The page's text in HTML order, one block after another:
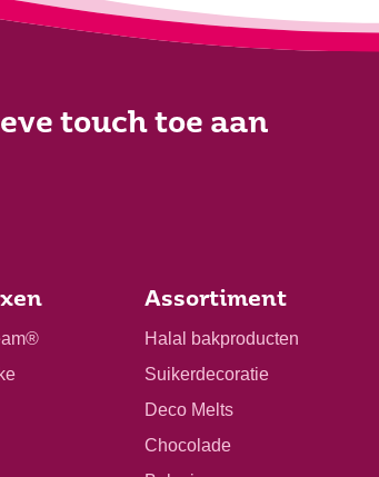
touch toe aan
Assortiment
Halal bakproducten
Suikerdecoratie
Deco Melts
Chocolade